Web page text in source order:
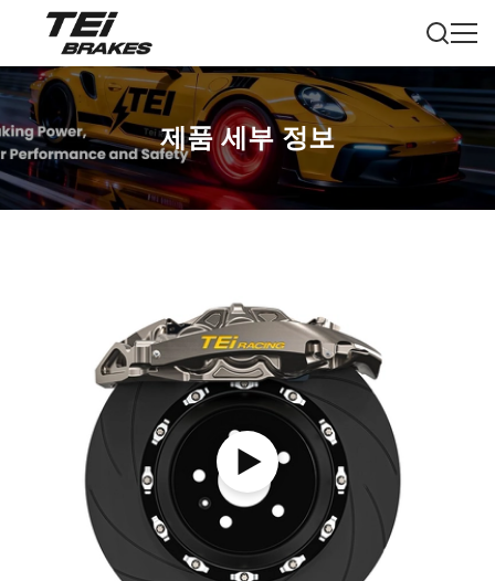
제품 세부 정보